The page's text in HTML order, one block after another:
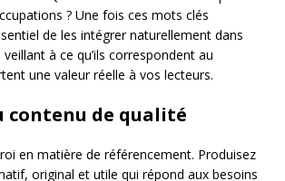
? Une fois ces mots clés
de les intégrer naturellement dans
à ce qu’ils correspondent au
une valeur réelle à vos lecteurs.
contenu de qualité
en matière de référencement. Produisez
original et utile qui répond aux besoins